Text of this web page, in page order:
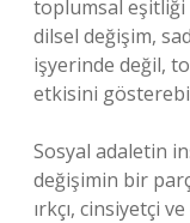
toplumsal eşitliği
dilsel değişim,
işyerinde değil,
etkisini
Sosyal adaletin
değişimin bir
ırkçı, cinsiyetçi